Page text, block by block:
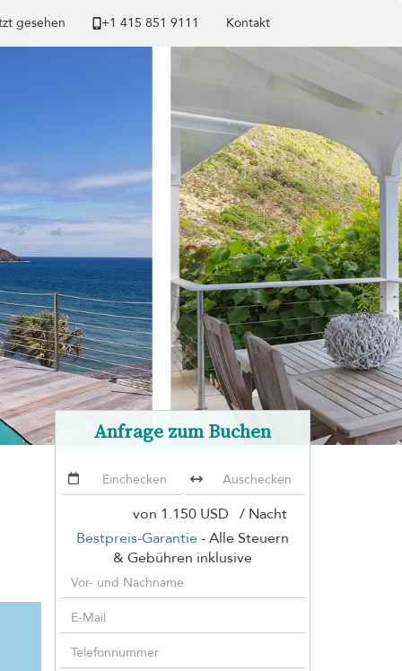
gesehen +1 ​415 851 9111 Kontakt
Anfrage zum Buchen
von 1.150 USD / Nacht
Bestpreis-Garantie - Alle Steuern
& Gebühren inklusive